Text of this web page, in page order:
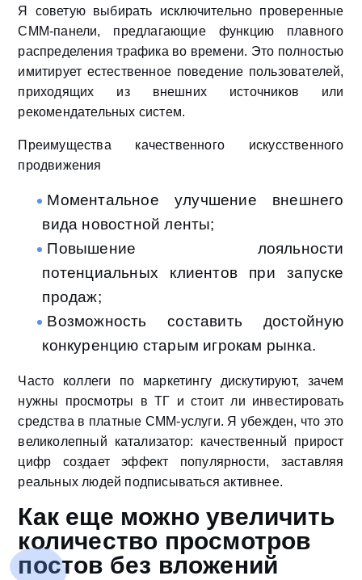
Я советую выбирать исключительно проверенные
СММ-панели, предлагающие функцию плавного
распределения трафика во времени. Это полностью
имитирует естественное поведение пользователей,
приходящих из внешних источников или
рекомендательных систем.
Преимущества качественного искусственного
продвижения
Моментальное улучшение внешнего
вида новостной ленты;
Повышение лояльности
потенциальных клиентов при запуске
продаж;
Возможность составить достойную
конкуренцию старым игрокам рынка.
Часто коллеги по маркетингу дискутируют, зачем
нужны просмотры в ТГ и стоит ли инвестировать
средства в платные СММ-услуги. Я убежден, что это
великолепный катализатор: качественный прирост
цифр создает эффект популярности, заставляя
реальных людей подписываться активнее.
Как еще можно увеличить
количество просмотров
постов без вложений